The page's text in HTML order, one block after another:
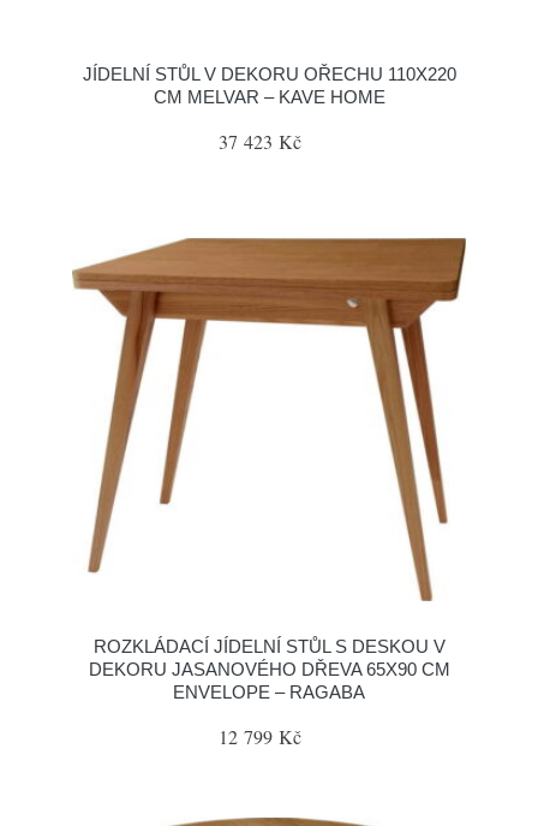
JÍDELNÍ STŮL V DEKORU OŘECHU 110X220
CM MELVAR – KAVE HOME
37 423 Kč
ROZKLÁDACÍ JÍDELNÍ STŮL S DESKOU V
DEKORU JASANOVÉHO DŘEVA 65X90 CM
ENVELOPE – RAGABA
12 799 Kč